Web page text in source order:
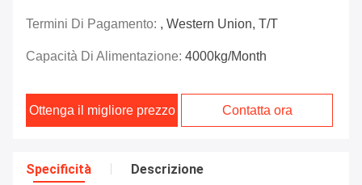
Termini Di Pagamento: , Western Union, T/T
Capacità Di Alimentazione: 4000kg/month
Ottenga il migliore prezzo Contatta ora
Specificità Descrizione